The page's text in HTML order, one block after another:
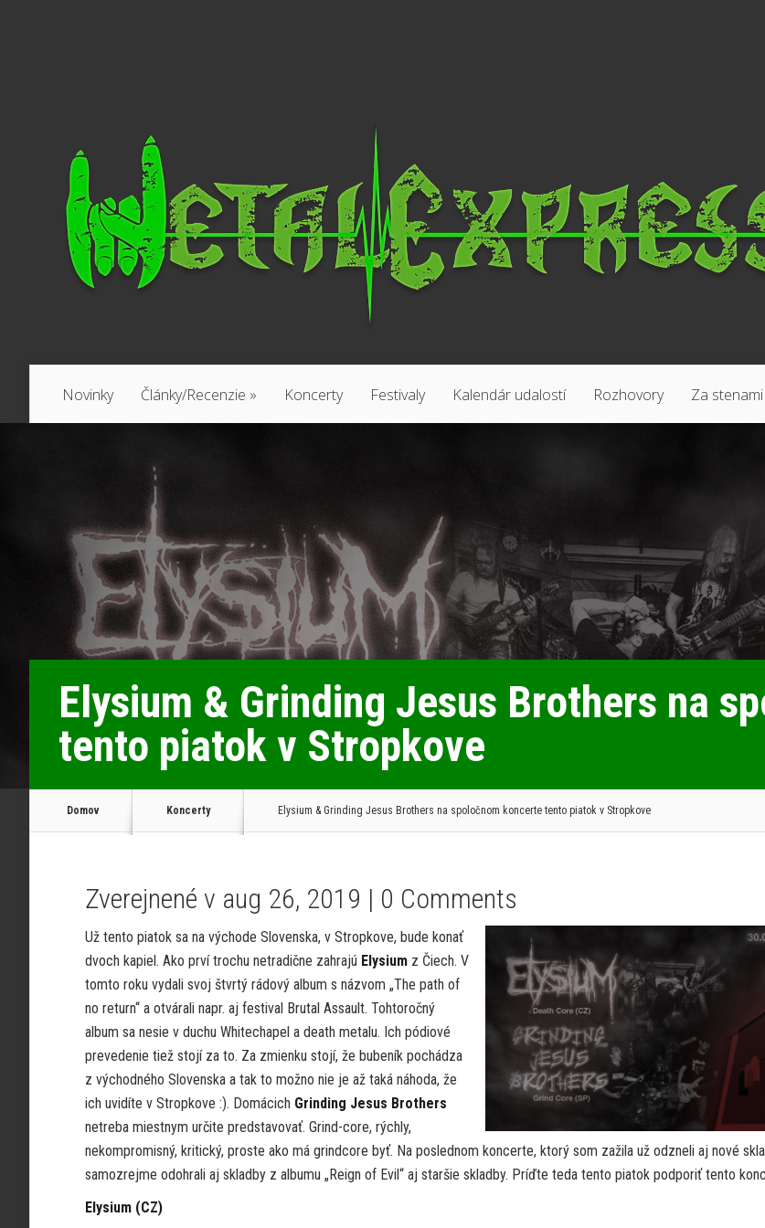
Novinky Články/Recenzie » Koncerty Festivaly Kalendár udalostí Rozhovory Za
Elysium & Grinding Jesus Brothers na
tento piatok v Stropkove
Domov Koncerty Elysium & Grinding Jesus Brothers na spoločnom koncerte tento piatok v Stropkove
Zverejnené v aug 26, 2019 | 0 Comments
Už tento piatok sa na východe Slovenska, v Stropkove, bude konať
dvoch kapiel. Ako prví trochu netradične zahrajú Elysium z Čiech. V
tomto roku vydali svoj štvrtý rádový album s názvom „The path of
no return“ a otvárali napr. aj festival Brutal Assault. Tohtoročný
album sa nesie v duchu Whitechapel a death metalu. Ich pódiové
prevedenie tiež stojí za to. Za zmienku stojí, že bubeník pochádza
z východného Slovenska a tak to možno nie je až taká náhoda, že
ich uvidíte v Stropkove :). Domácich Grinding Jesus Brothers
netreba miestnym určite predstavovať. Grind-core, rýchly,
nekompromisný, kritický, proste ako má grindcore byť. Na poslednom koncerte, ktorý som zažila už odzneli aj nové
samozrejme odohrali aj skladby z albumu „Reign of Evil“ aj staršie skladby. Príďte teda tento piatok podporiť tento
Elysium (CZ)